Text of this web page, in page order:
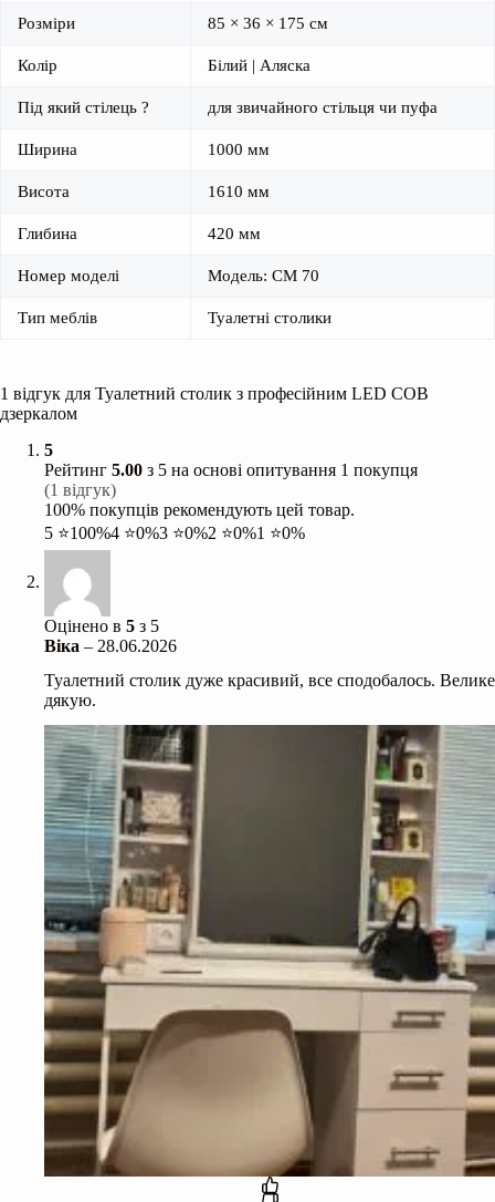
Розміри 85 × 36 × 175 см
Колір Білий | Аляска
Під який стілець ? для звичайного стільця чи пуфа
Ширина 1000 мм
Висота 1610 мм
Глибина 420 мм
Номер моделі Модель: СМ 70
Тип меблів Туалетні столики
1 відгук для Туалетний столик з професійним LED COB
дзеркалом
5
Рейтинг 5.00 з 5 на основі опитування 1 покупця
(1 відгук)
100% покупців рекомендують цей товар.
5 ⭐100%4 ⭐0%3 ⭐0%2 ⭐0%1 ⭐0%
Оцінено в 5 з 5
Віка – 28.06.2026
Туалетний столик дуже красивий, все сподобалось. Велике
дякую.